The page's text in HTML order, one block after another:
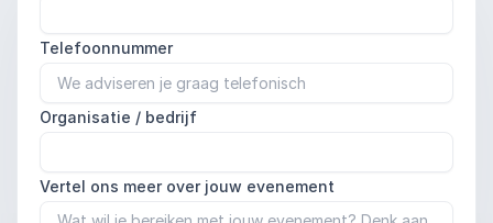
Telefoonnummer
Organisatie / bedrijf
Vertel ons meer over jouw evenement